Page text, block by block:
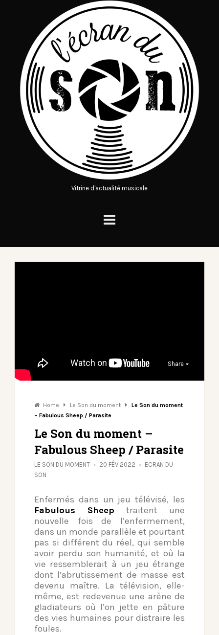
Vitrine d'actualité musicale
Share
Home Le Son du moment
Le Son du moment
– Fabulous Sheep / Parasite
Le Son du moment –
Fabulous Sheep / Parasite
LE SON DU MOMENT 20 FÉV 2022
ECRAN DU
SON
Enfermés dans un jeu télévisé, les
Fabulous Sheep traitent une
nouvelle fois de l’enfermement,
dans un monde parallèle et pourtant
pas si différent du réel, qui semble
avoir perdu son humanité, et où la
vie ressemblerait à un jeu étrange
dont l’abrutissement de masse est
devenu maître. La télévision, elle-
même, est redevenue une arène de
gladiateurs où l’on jette en pâture
des vies humaines pour distraire les
foules.